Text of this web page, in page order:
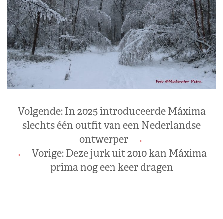
Volgende: In 2025 introduceerde Máxima
slechts één outfit van een Nederlandse
ontwerper →
← Vorige: Deze jurk uit 2010 kan Máxima
prima nog een keer dragen